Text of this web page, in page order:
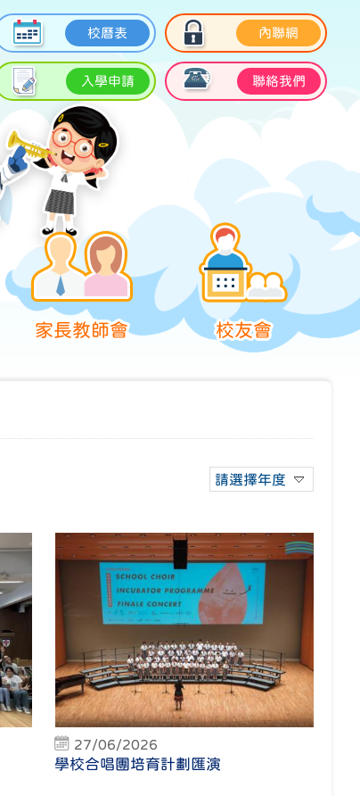
校曆表 內聯網
入學申請 聯絡我們
家長教師會 校友會
請選擇年度
27/06/2026
學校合唱團培育計劃匯演